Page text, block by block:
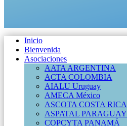
Inicio
Bienvenida
Asociaciones
AATA ARGENTINA
ACTA COLOMBIA
AIALU Uruguay
AMECA México
ASCOTA COSTA RICA
ASPATAL PARAGUAY
COPCYTA PANAMÁ